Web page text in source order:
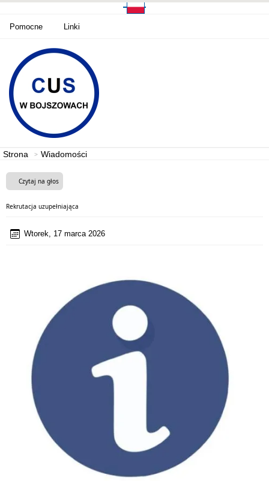
Pomocne Linki
Strona Wiadomości
Czytaj na głos
Rekrutacja uzupełniająca
Wtorek, 17 marca 2026